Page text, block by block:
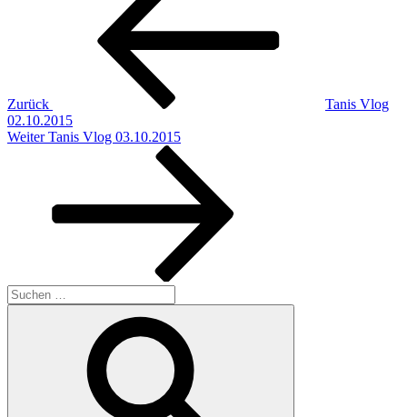
Zurück
Tanis Vlog
02.10.2015
Nächster
Weiter Tanis Vlog 03.10.2015
Suchen
nach: